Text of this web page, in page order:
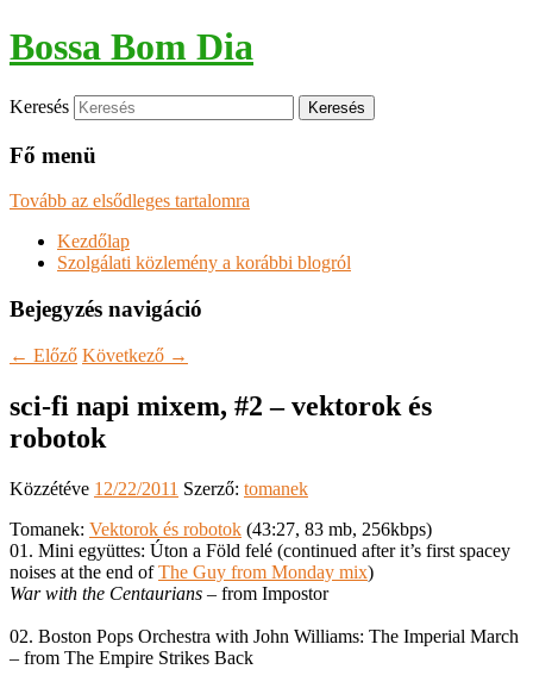
Bossa Bom Dia
Keresés
Fő menü
Tovább az elsődleges tartalomra
Kezdőlap
Szolgálati közlemény a korábbi blogról
Bejegyzés navigáció
← Előző Következő →
sci-fi napi mixem, #2 – vektorok és
robotok
Közzétéve 12/22/2011 Szerző: tomanek
Tomanek: Vektorok és robotok (43:27, 83 mb, 256kbps)
01. Mini együttes: Úton a Föld felé (continued after it’s first spacey
noises at the end ofThe Guy from Monday mix)
War with the Centaurians – from Impostor
02. Boston Pops Orchestra with John Williams: The Imperial March
– from The Empire Strikes Back